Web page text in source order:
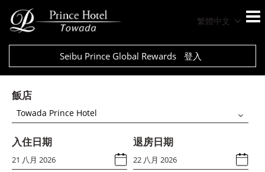
繁體中文
Seibu Prince Global Rewards 登入
飯店
Towada Prince Hotel
入住日期 退房日期